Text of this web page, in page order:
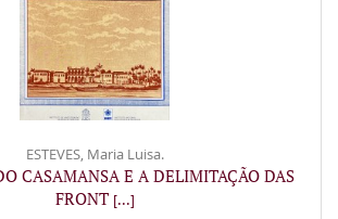
ESTEVES, Maria Luisa.
CASAMANSA E A DELIMITAÇÃO DAS
FRONT [...]